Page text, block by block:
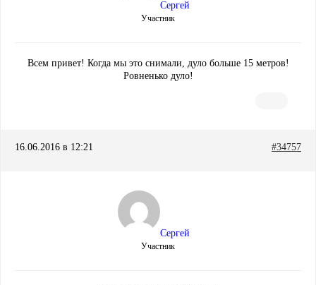
Сергей
Участник
Всем привет! Когда мы это снимали, дуло больше 15 метров!
Ровненько дуло!
16.06.2016 в 12:21 #34757
Сергей
Участник